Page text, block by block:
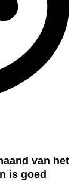
van het
is goed